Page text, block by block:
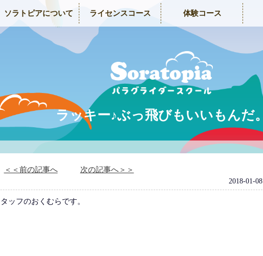
ソラトピアについて ライセンスコース 体験コース
ラッキー♪ぶっ飛びもいいもんだ。
＜＜前の記事へ 次の記事へ＞＞
2018-01-08
ッフのおくむらです。